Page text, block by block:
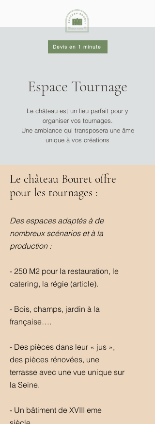
Devis en 1 minute
Espace Tournage
Le château est un lieu parfait pour y
organiser vos tournages.
Une ambiance qui transposera une âme
unique à vos créations
Le château Bouret offre
pour les tournages :
Des espaces adaptés à de
nombreux scénarioset à la
production :
- 250 M2 pour la restauration, le
catering, la régie (article).
- Bois, champs, jardin à la
française….
- Des pièces dans leur « jus »,
des pièces rénovées, une
terrasse avec une vue unique sur
la Seine.
- Un bâtiment de XVIII eme